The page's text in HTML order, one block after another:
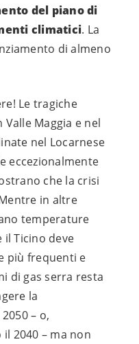
del piano di
climatici. La
di almeno
Le tragiche
Valle Maggia e nel
nel Locarnese
eccezionalmente
che la crisi
in altre
temperature
il Ticino deve
più frequenti e
di gas serra resta
la
– o,
2040 – ma non